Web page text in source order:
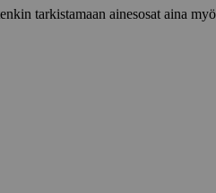
tarkistamaan ainesosat aina